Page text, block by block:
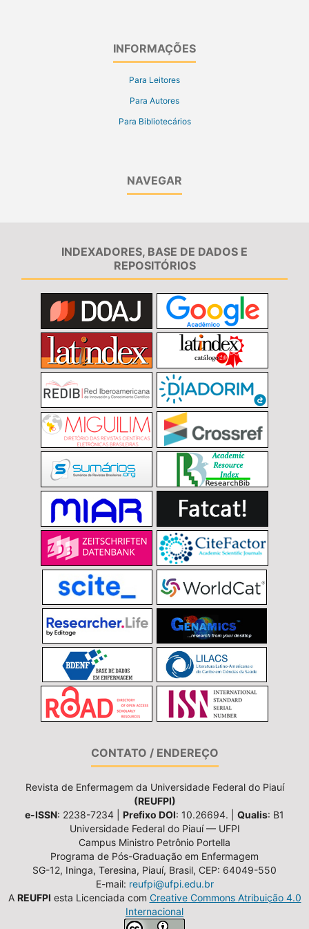
INFORMAÇÕES
Para Leitores
Para Autores
Para Bibliotecários
NAVEGAR
INDEXADORES, BASE DE DADOS E
REPOSITÓRIOS
CONTATO / ENDEREÇO
Revista de Enfermagem da Universidade Federal do Piauí
(REUFPI)
e-ISSN: 2238-7234 | Prefixo DOI: 10.26694. | Qualis: B1
Universidade Federal do Piauí — UFPI
Campus Ministro Petrônio Portella
Programa de Pós-Graduação em Enfermagem
SG-12, Ininga, Teresina, Piauí, Brasil, CEP: 64049-550
E-mail: reufpi@ufpi.edu.br
A REUFPI esta Licenciada com Creative Commons Atribuição 4.0
Internacional